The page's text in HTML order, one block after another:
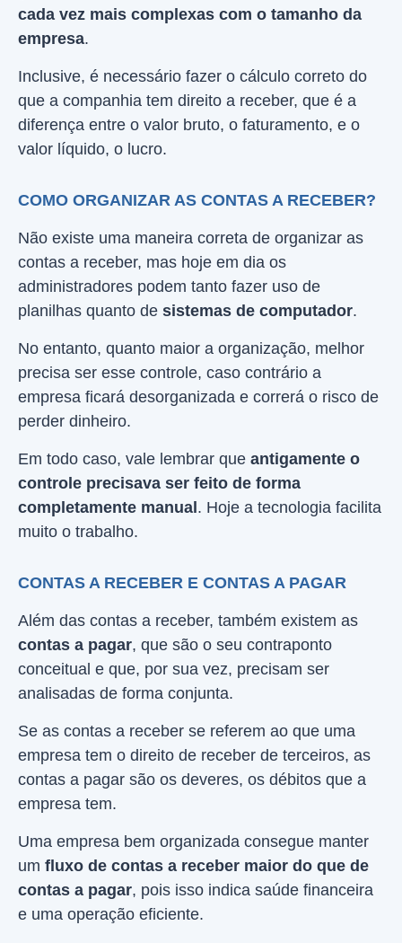
cada vez mais complexas com o tamanho da
empresa.
Inclusive, é necessário fazer o cálculo correto do
que a companhia tem direito a receber, que é a
diferença entre o valor bruto, o faturamento, e o
valor líquido, o lucro.
COMO ORGANIZAR AS CONTAS A RECEBER?
Não existe uma maneira correta de organizar as
contas a receber, mas hoje em dia os
administradores podem tanto fazer uso de
planilhas quanto de sistemas de computador.
No entanto, quanto maior a organização, melhor
precisa ser esse controle, caso contrário a
empresa ficará desorganizada e correrá o risco de
perder dinheiro.
Em todo caso, vale lembrar que antigamente o
controle precisava ser feito de forma
completamente manual . Hoje a tecnologia facilita
muito o trabalho.
CONTAS A RECEBER E CONTAS A PAGAR
Além das contas a receber, também existem as
contas a pagar, que são o seu contraponto
conceitual e que, por sua vez, precisam ser
analisadas de forma conjunta.
Se as contas a receber se referem ao que uma
empresa tem o direito de receber de terceiros, as
contas a pagar são os deveres, os débitos que a
empresa tem.
Uma empresa bem organizada consegue manter
um fluxo de contas a receber maior do que de
contas a pagar, pois isso indica saúde financeira
e uma operação eficiente.